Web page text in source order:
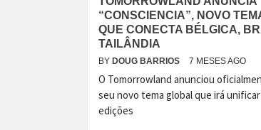
“CONSCIENCIA”, NOVO
QUE CONECTA BÉLGICA,
TAILÂNDIA
BY DOUG BARRIOS 7 MESES AGO
O Tomorrowland anunciou
seu novo tema global que irá
edições